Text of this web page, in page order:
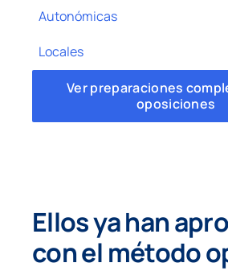
Autonómicas
Locales
Ver preparaciones
oposiciones
Ellos ya han
con el método